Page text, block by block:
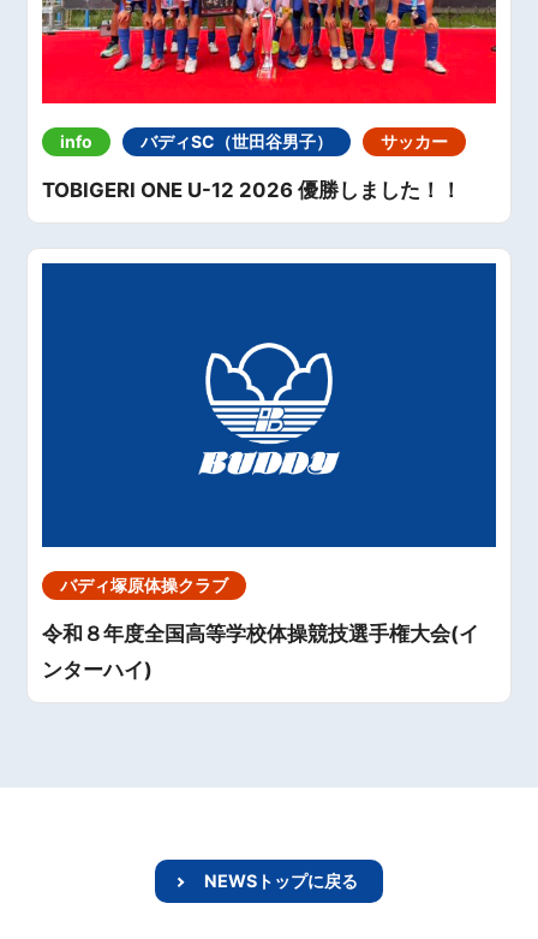
info バディSC（世田谷男子） サッカー
TOBIGERI ONE U-12 2026 優勝しました！！
バディ塚原体操クラブ
令和８年度全国高等学校体操競技選手権大会(イ
ンターハイ)
NEWSトップに戻る